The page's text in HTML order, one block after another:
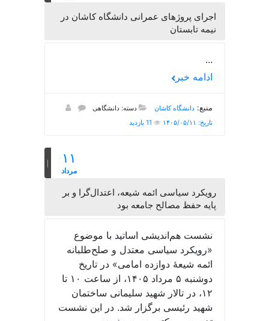
اجرای پروژهای عمرانی دانشگاه کاشان در
نیمه تابستان
...
ادامه خبر
منبع:دانشگاه کاشان
دسته: دانشگاهی
تاریخ: ۱۴۰۵/۰۵/۱۱
۱۱
مرداد
رویکرد سیاسی ائمه شیعه، اعتدال‌گرا و بر
پایه حفظ مصالح جامعه بود
نشست هم‌اندیشی اساتید با موضوع
«رویکرد سیاسی معتدل و صلح‌طلبانه
ائمه شیعۀ دوازده امامی» در تاریخ
دوشنبه ۵ مرداد ۱۴۰۵، از ساعت ۱۰ تا
۱۲، در تالار شهید سلیمانی ساختمان
شهید رئیسی برگزار شد. در این نشست